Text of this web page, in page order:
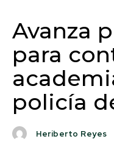
Avanza
para
policía
Heriberto Reyes